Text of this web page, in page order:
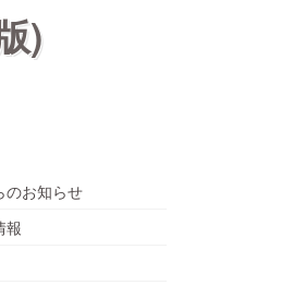
)
のお知らせ
報